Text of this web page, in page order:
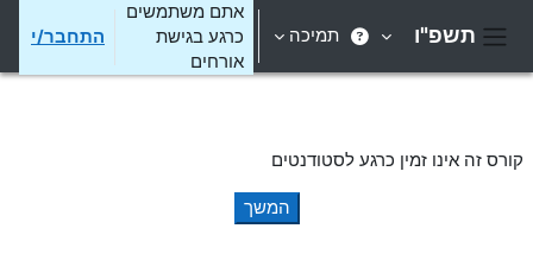
תשפ"ו תמיכה
אתם משתמשים
כרגע בגישת
אורחים
התחבר/י
קורס זה אינו זמין כרגע לסטודנטים
המשך